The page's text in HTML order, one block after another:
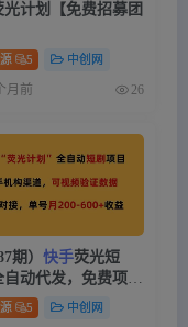
光计划【免费招募团
5 中创网
月前 26
期） 快手荧光短
自动代发，免费项目
600收益
5 中创网